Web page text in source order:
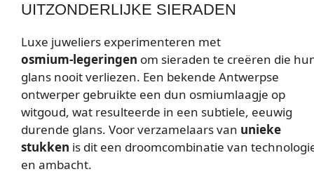
UITZONDERLIJKE SIERADEN
Luxe juweliers experimenteren met
osmium‑legeringen om sieraden te creëren die
glans nooit verliezen. Een bekende Antwerpse
ontwerper gebruikte een dun osmiumlaagje op
witgoud, wat resulteerde in een subtiele, eeuwig
durende glans. Voor verzamelaars van unieke
stukken is dit een droomcombinatie van
en ambacht.